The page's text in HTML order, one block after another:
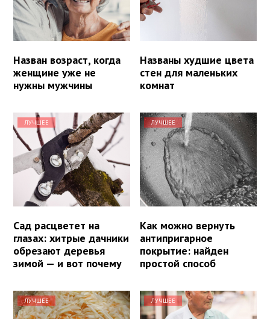
Назван возраст, когда
женщине уже не
нужны мужчины
Названы худшие цвета
стен для маленьких
комнат
ЛУЧШЕЕ
Сад расцветет на
глазах: хитрые дачники
обрезают деревья
зимой — и вот почему
ЛУЧШЕЕ
Как можно вернуть
антипригарное
покрытие: найден
простой способ
ЛУЧШЕЕ ЛУЧШЕЕ